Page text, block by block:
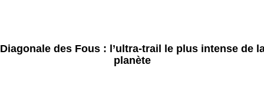
Diagonale des Fous : l’ultra-trail le plus intense de
planète